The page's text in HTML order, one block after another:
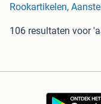
Rookartikelen,
106 resultaten voor